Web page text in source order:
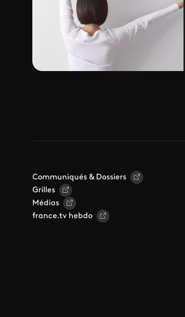
Communiqués & Dossiers
Grilles
Médias
france.tv hebdo